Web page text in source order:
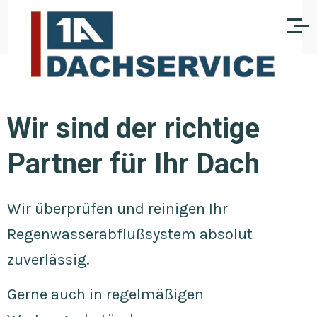
Wir sind der richtige
Partner für Ihr Dach
Wir überprüfen und reinigen Ihr
Regenwasserabflußsystem absolut
zuverlässig.
Gerne auch in regelmäßigen